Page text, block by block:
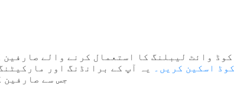
ایک QR کوڈ اسکین کریں۔ یہ آپ کے برانڈنگ اور
جس سے صارفین